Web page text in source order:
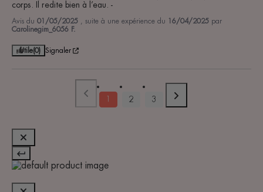
corps. Il redite bien à l’eau. -
Avis du 01/05/2025 , suite à une expérience du 16/04/2025 par
Carolinegim_6056 F.
Utile(0) Signaler
2 3